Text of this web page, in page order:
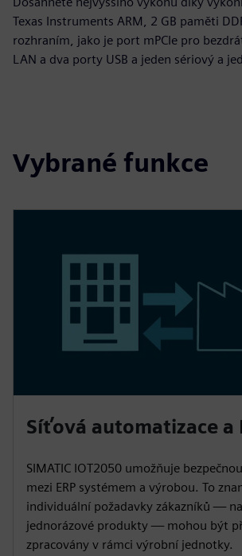
Texas Instruments ARM, 2 GB paměti
rozhraním, jako je port mPCIe pro
LAN a dva porty USB a jeden sériový a
Vybrané funkce
Síťová automatizace a
SIMATIC IOT2050 umožňuje
mezi ERP systémem a výrobou. To
individuální požadavky zákazníků —
jednorázové produkty — mohou být
zpracovány v rámci výrobní jednotky.